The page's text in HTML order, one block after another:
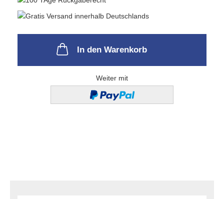
In den Warenkorb
Weiter mit